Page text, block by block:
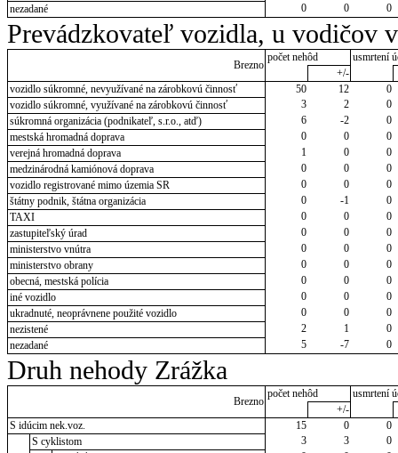
nezadané
0 0 0
Prevádzkovateľ vozidla, u vodičov
Brezno
počet nehôd
usmrtení
+/-
vozidlo súkromné, nevyužívané na zárobkovú činnosť
50 12
0
vozidlo súkromné, využívané na zárobkovú činnosť
3 2
0
súkromná organizácia (podnikateľ, s.r.o., atď)
6 -2
0
mestská hromadná doprava
0 0
0
verejná hromadná doprava
1 0
0
medzinárodná kamiónová doprava
0 0
0
vozidlo registrované mimo územia SR
0 0
0
štátny podnik, štátna organizácia
0 -1
0
TAXI
0 0
0
zastupiteľský úrad
0 0
0
ministerstvo vnútra
0 0
0
ministerstvo obrany
0 0
0
obecná, mestská polícia
0 0
0
iné vozidlo
0 0
0
ukradnuté, neoprávnene použité vozidlo
0 0
0
nezistené
2 1
0
nezadané
5 -7 0
Druh nehody Zrážka
Brezno
počet nehôd
usmrtení
+/-
S idúcim nek.voz.
15 0
0
S cyklistom
3 3
0